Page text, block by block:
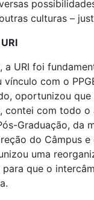
culturas –
a URI foi
vínculo com o
oportunizou que
contei com todo o
Graduação, da
do Câmpus e
uma
que o